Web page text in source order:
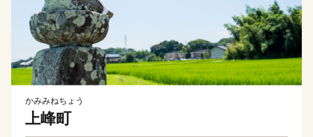
かみみねちょう
上峰町